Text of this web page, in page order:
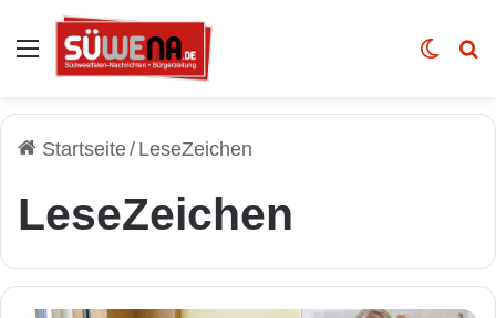
Auswahl Skin
Startseite/ LeseZeichen
LeseZeichen